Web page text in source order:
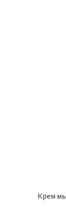
Крем